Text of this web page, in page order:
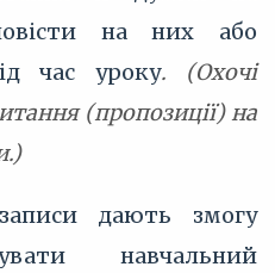
на них або
час уроку. (Охочі
(пропозиції) на
дають змогу
навчальний